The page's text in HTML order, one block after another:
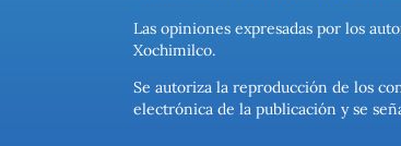
Las opiniones expresadas por los
Xochimilco.
Se autoriza la reproducción de los
electrónica de la publicación y se